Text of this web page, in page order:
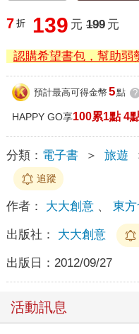
7 折 139 元 199 元
認購希望書包，幫助弱
預計最高可得金幣 5點 ?
HAPPY GO享100累1點 4
分類： 電子書 ＞ 旅遊
追蹤
作者： 大大創意、 東方
出版社： 大大創意
出版日： 2012/09/27
活動訊息